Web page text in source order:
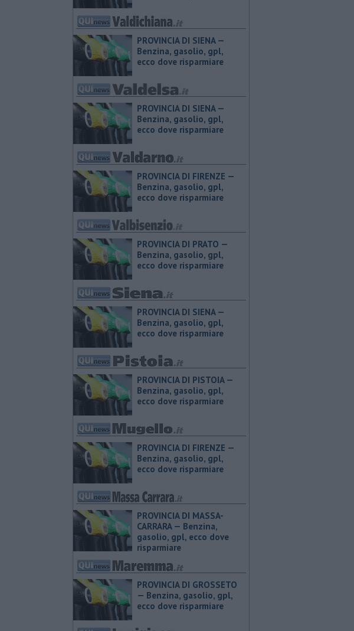
PROVINCIA DI SIENA — ​
Benzina, gasolio, gpl,
ecco dove risparmiare
PROVINCIA DI SIENA — ​
Benzina, gasolio, gpl,
ecco dove risparmiare
PROVINCIA DI FIRENZE — ​
Benzina, gasolio, gpl,
ecco dove risparmiare
PROVINCIA DI PRATO — ​
Benzina, gasolio, gpl,
ecco dove risparmiare
PROVINCIA DI SIENA — ​
Benzina, gasolio, gpl,
ecco dove risparmiare
PROVINCIA DI PISTOIA — ​
Benzina, gasolio, gpl,
ecco dove risparmiare
PROVINCIA DI FIRENZE — ​
Benzina, gasolio, gpl,
ecco dove risparmiare
PROVINCIA DI MASSA-
CARRARA — ​Benzina,
gasolio, gpl, ecco dove
risparmiare
PROVINCIA DI GROSSETO
— ​Benzina, gasolio, gpl,
ecco dove risparmiare